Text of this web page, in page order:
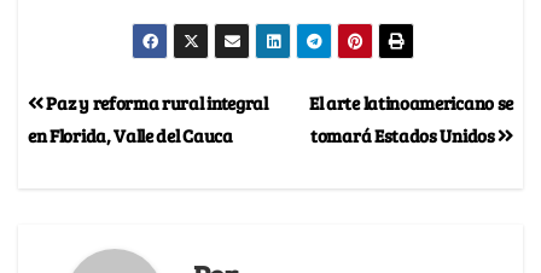
El arte latinoamericano se
tomará Estados Unidos
Paz y reforma rural integral
en Florida, Valle del Cauca